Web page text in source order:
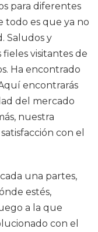
para diferentes
todo es que ya no
Saludos y
visitantes de
Ha encontrado
encontrarás
del mercado
nuestra
con el
una partes,
estés,
a la que
con el